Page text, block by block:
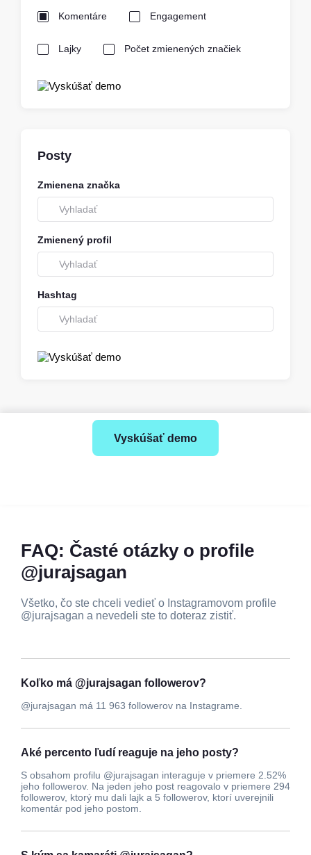
Komentáre Engagement
Lajky Počet zmienených značiek
Posty
Zmienena značka
Zmienený profil
Hashtag
Vyskúšať demo
FAQ: Časté otázky o profile
@jurajsagan
Všetko, čo ste chceli vedieť o Instagramovom profile
@jurajsagan a nevedeli ste to doteraz zistiť.
Koľko má @jurajsagan followerov?
@jurajsagan má 11 963 followerov na Instagrame.
Aké percento ľudí reaguje na jeho posty?
S obsahom profilu @jurajsagan interaguje v priemere 2.52%
jeho followerov. Na jeden jeho post reagovalo v priemere 294
followerov, ktorý mu dali lajk a 5 followerov, ktorí uverejnili
komentár pod jeho postom.